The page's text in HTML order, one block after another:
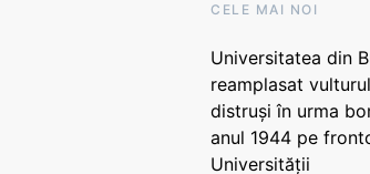
CELE MAI NOI
Universitatea din
reamplasat
distruși în urma
anul 1944 pe
Universității